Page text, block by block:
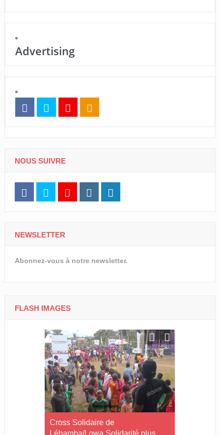
Advertising
NOUS SUIVRE
NEWSLETTER
Abonnez-vous à notre newsletter.
FLASH IMAGES
Cross Solidaire de
Lébamba/Lowa Solidarité plus